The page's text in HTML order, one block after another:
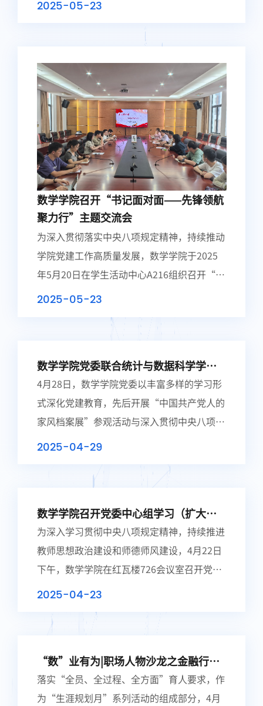
2025-05-23
数学学院召开“书记面对面——先锋领航
聚力行”主题交流会
为深入贯彻落实中央八项规定精神，持续推动
学院党建工作高质量发展，数学学院于2025
年5月20日在学生活动中心A216组织召开“书
记面对面——先锋领航聚力行”主题会议。学
2025-05-23
数学学院党委联合统计与数据科学学院
党委参观见学 并召开深入贯彻中央八项
规定精神学习教育读书班结业式
4月28日，数学学院党委以丰富多样的学习形
式深化党建教育，先后开展“中国共产党人的
家风档案展”参观活动与深入贯彻中央八项规
定精神学习教育读书班结业式，扎实推进党员
2025-04-29
数学学院召开党委中心组学习（扩大）
会暨教师思想政治和师德师风警示教育
大会
为深入学习贯彻中央八项规定精神，持续推进
教师思想政治建设和师德师风建设，4月22日
下午，数学学院在红瓦楼726会议室召开党委
中心组学习（扩大）会暨教师思想政治与师德
由...
2025-04-23
“数”业有为|职场人物沙龙之金融行业
的财经数学人暨生涯辅导主题党日活动
圆满举办
落实“全员、全过程、全方面”育人要求，作
为“生涯规划月”系列活动的组成部分，4月